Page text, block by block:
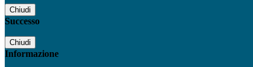
Chiudi
Successo
Chiudi
Informazione